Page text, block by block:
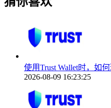
使用Trust Wallet时，如
2026-08-09 16:23:25